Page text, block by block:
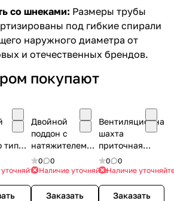
со шнеками: Размеры трубы
под гибкие спирали
наружного диаметра от
и отечественных брендов.
покупают
типа
Двойной
поддон с
натяжителем
спирали для
трубы 56 мм
0
0
Наличие уточняйте
Заказать
Вентиляционная
шахта
приточная
D=525мм,
H=2000мм
0
0
Наличие
Заказать